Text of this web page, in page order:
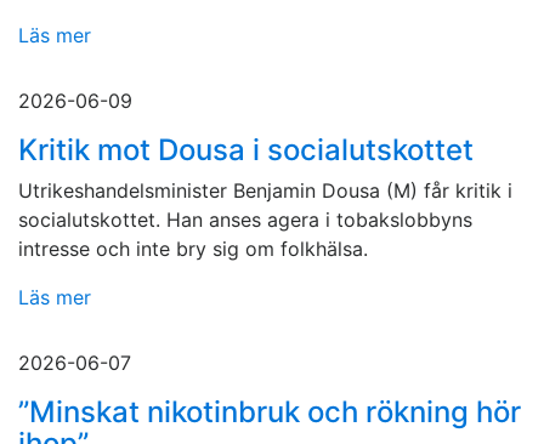
Läs mer
2026-06-09
Kritik mot Dousa i socialutskottet
Utrikeshandelsminister Benjamin Dousa (M) får kritik i
socialutskottet. Han anses agera i tobakslobbyns
intresse och inte bry sig om folkhälsa.
Läs mer
2026-06-07
”Minskat nikotinbruk och rökning hör